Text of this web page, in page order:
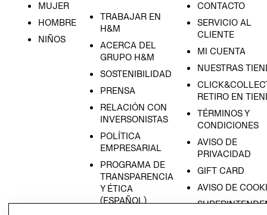
MUJER
HOMBRE
NIÑOS
TRABAJAR EN
H&M
ACERCA DEL
GRUPO H&M
SOSTENIBILIDAD
PRENSA
RELACIÓN CON
INVERSONISTAS
POLÍTICA
EMPRESARIAL
PROGRAMA DE
TRANSPARENCIA
Y ÉTICA
(ESPAÑOL)
CONTACTO
SERVICIO AL
CLIENTE
MI CUENTA
NUESTRAS
RETIRO EN
TÉRMINOS Y
CONDICIONES
AVISO DE
PRIVACIDAD
GIFT CARD
AVISO DE